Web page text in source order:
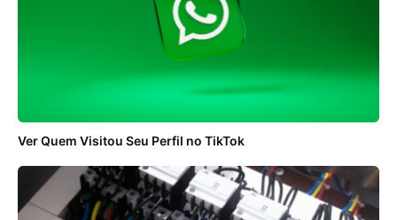
Ver Quem Visitou Seu Perfil no TikTok